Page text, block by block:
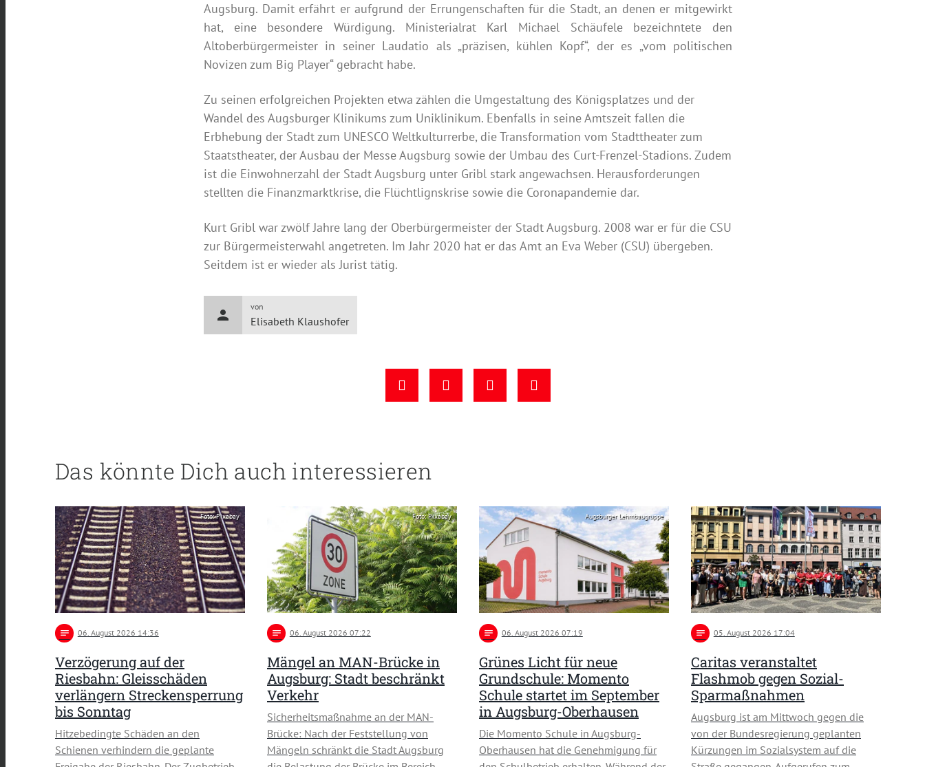
Augsburg. Damit erfährt er aufgrund der Errungenschaften für die Stadt, an denen er mitgewirkt
hat, eine besondere Würdigung. Ministerialrat Karl Michael Schäufele bezeichntete den
Altoberbürgermeister in seiner Laudatio als „präzisen, kühlen Kopf“, der es „vom politischen
Novizen zum Big Player“ gebracht habe.
Zu seinen erfolgreichen Projekten etwa zählen die Umgestaltung des Königsplatzes und der
Wandel des Augsburger Klinikums zum Uniklinikum. Ebenfalls in seine Amtszeit fallen die
Erbhebung der Stadt zum UNESCO Weltkulturrerbe, die Transformation vom Stadttheater zum
Staatstheater, der Ausbau der Messe Augsburg sowie der Umbau des Curt-Frenzel-Stadions. Zudem
ist die Einwohnerzahl der Stadt Augsburg unter Gribl stark angewachsen. Herausforderungen
stellten die Finanzmarktkrise, die Flüchtlignskrise sowie die Coronapandemie dar.
Kurt Gribl war zwölf Jahre lang der Oberbürgermeister der Stadt Augsburg. 2008 war er für die CSU
zur Bürgermeisterwahl angetreten. Im Jahr 2020 hat er das Amt an Eva Weber (CSU) übergeben.
Seitdem ist er wieder als Jurist tätig.
person
von
Elisabeth Klaushofer
Das könnte Dich auch interessieren
Foto: Pixabay
notes 06. August 2026 14:36
Verzögerung auf der
Riesbahn: Gleisschäden
verlängern Streckensperrung
bis Sonntag
Hitzebedingte Schäden an den
Schienen verhindern die geplante
Foto: Pixabay
notes 06. August 2026 07:22
Mängel an MAN-Brücke in
Augsburg: Stadt beschränkt
Verkehr
Sicherheitsmaßnahme an der MAN-
Brücke: Nach der Feststellung von
Mängeln schränkt die Stadt Augsburg
Augsburger Lehmbaugruppe
notes 06. August 2026 07:19
Grünes Licht für neue
Grundschule: Momento
Schule startet im September
in Augsburg-Oberhausen
Die Momento Schule in Augsburg-
Oberhausen hat die Genehmigung für
notes 05. August 2026 17:04
Caritas veranstaltet
Flashmob gegen Sozial-
Sparmaßnahmen
Augsburg ist am Mittwoch gegen die
von der Bundesregierung geplanten
Kürzungen im Sozialsystem auf die